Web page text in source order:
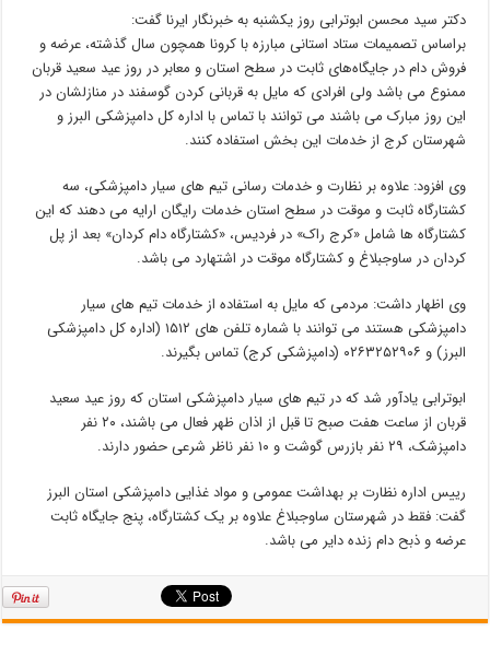
دکتر سید محسن ابوترابی روز یکشنبه به خبرنگار ایرنا گفت:
براساس تصمیمات ستاد استانی مبارزه با کرونا همچون سال گذشته، عرضه و
فروش دام در جایگاه‌های ثابت در سطح استان و معابر در روز عید سعید قربان
ممنوع می باشد ولی افرادی که مایل به قربانی کردن گوسفند در منازلشان در
این روز مبارک می باشند می توانند با تماس با اداره کل دامپزشکی البرز و
شهرستان کرج از خدمات این بخش استفاده کنند.
وی افزود: علاوه بر نظارت و خدمات رسانی تیم های سیار دامپزشکی، سه
کشتارگاه ثابت و موقت در سطح استان خدمات رایگان ارایه می دهند که این
کشتارگاه ها شامل «کرج راک» در فردیس، «کشتارگاه دام کردان» بعد از پل
کردان در ساوجبلاغ و کشتارگاه موقت در اشتهارد می باشد.
وی اظهار داشت: مردمی که مایل به استفاده از خدمات تیم های سیار
دامپزشکی هستند می توانند با شماره تلفن های ۱۵۱۲ (اداره کل دامپزشکی
البرز) و ۰۲۶۳۲۵۲۹۰۶ (دامپزشکی کرج) تماس بگیرند.
ابوترابی یادآور شد که در تیم های سیار دامپزشکی استان که روز عید سعید
قربان از ساعت هفت صبح تا قبل از اذان ظهر فعال می باشند، ۲۰ نفر
دامپزشک، ۲۹ نفر بازرس گوشت و ۱۰ نفر ناظر شرعی حضور دارند.
رییس اداره نظارت بر بهداشت عمومی و مواد غذایی دامپزشکی استان البرز
گفت: فقط در شهرستان ساوجبلاغ علاوه بر یک کشتارگاه، پنج جایگاه ثابت
عرضه و ذبح دام زنده دایر می باشد.